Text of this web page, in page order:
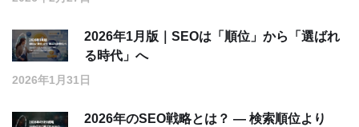
2026年1月版｜SEOは「順位」から「選ばれ
る時代」へ
2026年1月31日
2026年のSEO戦略とは？ ― 検索順位より